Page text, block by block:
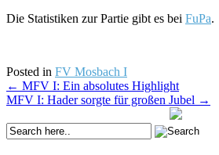
Die Statistiken zur Partie gibt es bei FuPa.
Posted in FV Mosbach I
Post
navigation
← MFV I: Ein absolutes Highlight
MFV I: Hader sorgte für großen Jubel →